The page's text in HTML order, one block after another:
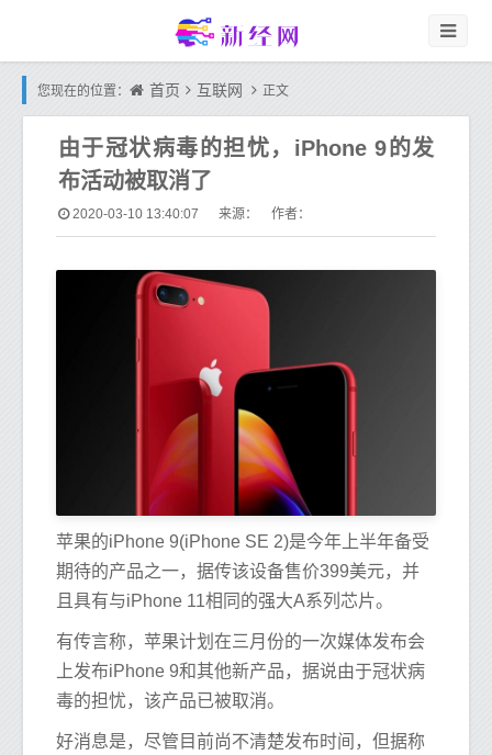
您现在的位置： 首页 互联网 正文
由于冠状病毒的担忧，iPhone 9的发
布活动被取消了
2020-03-10 13:40:07 来源： 作者：
苹果的iPhone 9(iPhone SE 2)是今年上半年备受
期待的产品之一，据传该设备售价399美元，并
且具有与iPhone 11相同的强大A系列芯片。
有传言称，苹果计划在三月份的一次媒体发布会
上发布iPhone 9和其他新产品，据说由于冠状病
毒的担忧，该产品已被取消。
好消息是，尽管目前尚不清楚发布时间，但据称